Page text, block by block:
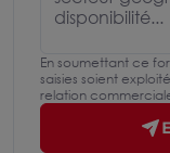
En soumettant ce
saisies soient
relation